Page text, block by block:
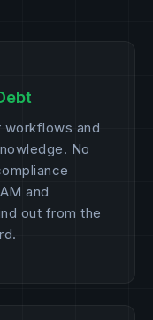
workflows and
No
and
out from the